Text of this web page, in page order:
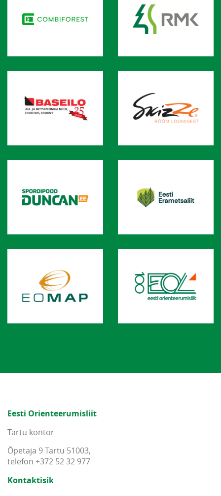
Eesti Orienteerumisliit
Tartu kontor
Õpetaja 9 Tartu 51003,
telefon +372 52 32 977
Kontaktisik